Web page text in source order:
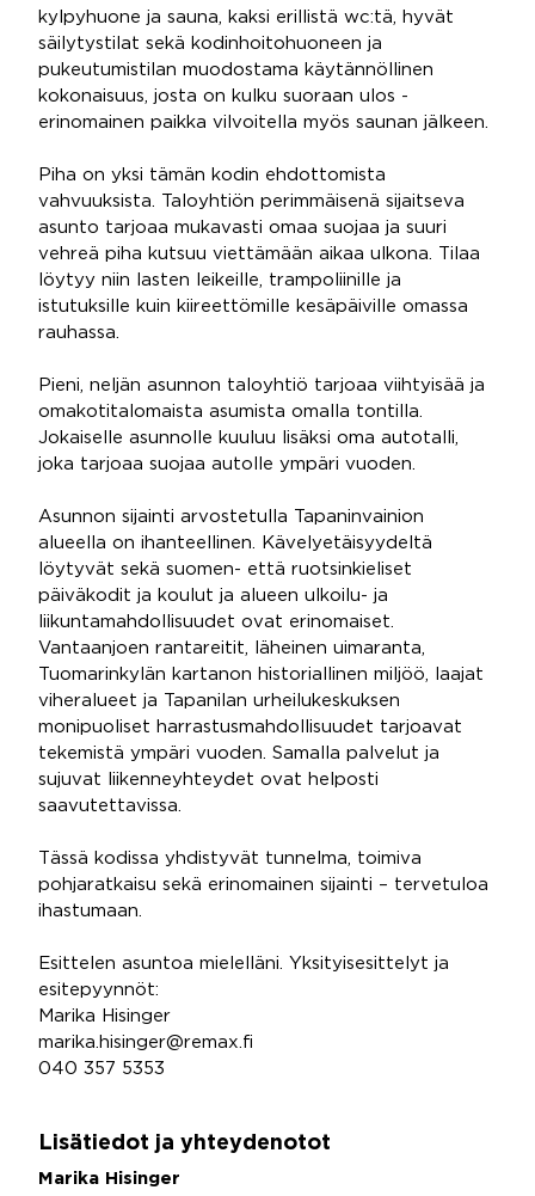
kylpyhuone ja sauna, kaksi erillistä wc:tä, hyvät
säilytystilat sekä kodinhoitohuoneen ja
pukeutumistilan muodostama käytännöllinen
kokonaisuus, josta on kulku suoraan ulos -
erinomainen paikka vilvoitella myös saunan jälkeen.
Piha on yksi tämän kodin ehdottomista
vahvuuksista. Taloyhtiön perimmäisenä sijaitseva
asunto tarjoaa mukavasti omaa suojaa ja suuri
vehreä piha kutsuu viettämään aikaa ulkona. Tilaa
löytyy niin lasten leikeille, trampoliinille ja
istutuksille kuin kiireettömille kesäpäiville omassa
rauhassa.
Pieni, neljän asunnon taloyhtiö tarjoaa viihtyisää ja
omakotitalomaista asumista omalla tontilla.
Jokaiselle asunnolle kuuluu lisäksi oma autotalli,
joka tarjoaa suojaa autolle ympäri vuoden.
Asunnon sijainti arvostetulla Tapaninvainion
alueella on ihanteellinen. Kävelyetäisyydeltä
löytyvät sekä suomen- että ruotsinkieliset
päiväkodit ja koulut ja alueen ulkoilu- ja
liikuntamahdollisuudet ovat erinomaiset.
Vantaanjoen rantareitit, läheinen uimaranta,
Tuomarinkylän kartanon historiallinen miljöö, laajat
viheralueet ja Tapanilan urheilukeskuksen
monipuoliset harrastusmahdollisuudet tarjoavat
tekemistä ympäri vuoden. Samalla palvelut ja
sujuvat liikenneyhteydet ovat helposti
saavutettavissa.
Tässä kodissa yhdistyvät tunnelma, toimiva
pohjaratkaisu sekä erinomainen sijainti – tervetuloa
ihastumaan.
Esittelen asuntoa mielelläni. Yksityisesittelyt ja
esitepyynnöt:
Marika Hisinger
marika.hisinger@remax.fi
040 357 5353
Lisätiedot ja yhteydenotot
Marika Hisinger